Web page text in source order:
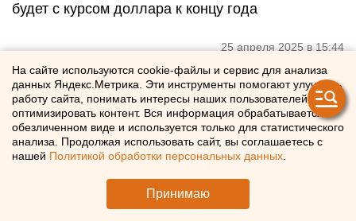
будет с курсом доллара к концу года
25 апреля 2025 в 15:44
На сайте используются cookie-файлы и сервис для анализа
данных Яндекс.Метрика. Эти инструменты помогают улучшать
работу сайта, понимать интересы наших пользователей и
оптимизировать контент. Вся информация обрабатывается в
обезличенном виде и используется только для статистического
анализа. Продолжая использовать сайт, вы соглашаетесь с
нашей Политикой обработки персональных данных
Принимаю